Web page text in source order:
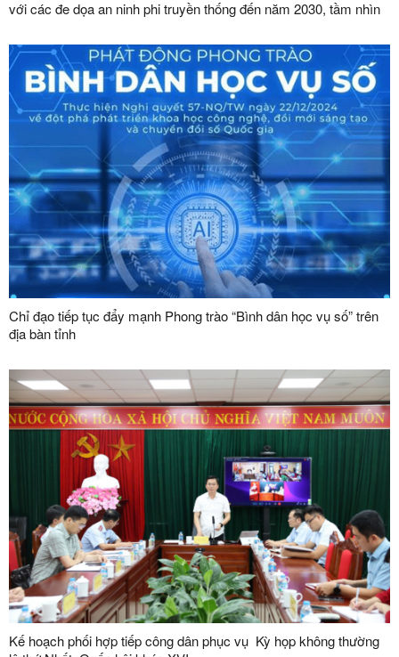
với các đe dọa an ninh phi truyền thống đến năm 2030, tầm nhìn
Chỉ đạo tiếp tục đẩy mạnh Phong trào “Bình dân học vụ số” trên
địa bàn tỉnh
Kế hoạch phối hợp tiếp công dân phục vụ Kỳ họp không thường